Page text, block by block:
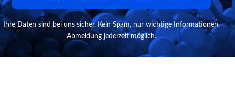
Ihre Daten sind bei uns sicher. Kein Spam, nur wichtige Informationen.
Abmeldung jederzeit möglich.